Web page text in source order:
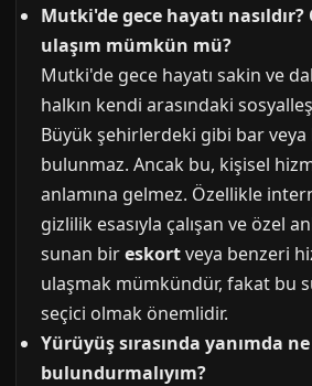
Mutki'de gece hayatı
ulaşım mümkün mü?
Mutki'de gece hayatı sakin ve
halkın kendi arasındaki
Büyük şehirlerdeki gibi bar
bulunmaz. Ancak bu, kişisel
anlamına gelmez. Özellikle
gizlilik esasıyla çalışan ve özel
sunan bireskortveya benzeri
ulaşmak mümkündür, fakat bu
seçici olmak önemlidir.
Yürüyüş sırasında yanımda ne
bulundurmalıyım?